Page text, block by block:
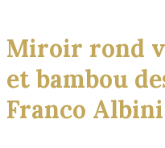
Miroir rond
et bambou
Franco Albini